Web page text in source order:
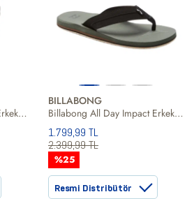
Billabong All Day Impact Erkek Terlik
BILLABONG
Billabong All Day Impact Erkek Terlik
1.799,99 TL
2.399,99 TL
%25
Resmi Distribütör